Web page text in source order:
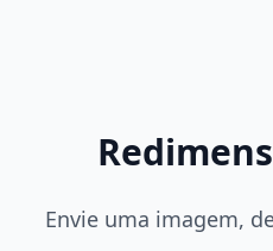
Envie uma imagem,